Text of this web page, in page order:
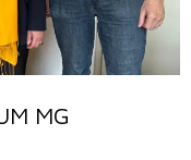
MG